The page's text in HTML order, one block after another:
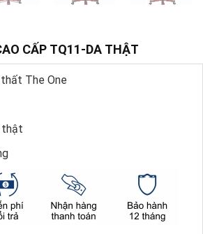
CẤP TQ11-DA THẬT
The One
thật